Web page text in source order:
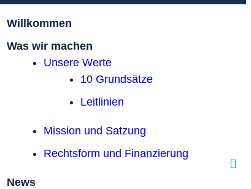
Willkommen
Was wir machen
Unsere Werte
10 Grundsätze
Leitlinien
Mission und Satzung
Rechtsform und Finanzierung
News